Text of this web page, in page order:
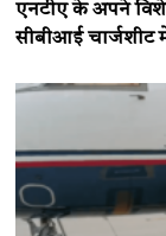
एनटीए के अपने
सीबीआई चार्जशीट